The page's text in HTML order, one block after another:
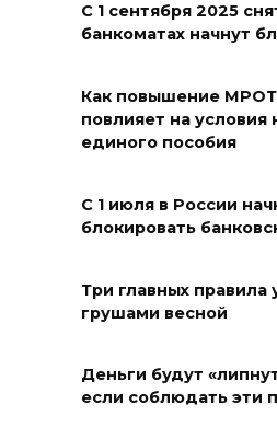
08 августа 2026 14:04
поджег газ в
бывшей жены,
7 человек
с Днем
Ростовчане
С 1 сентября 2025
банкоматах начнут
Как повышение МРОТ
повлияет на условия
единого пособия
С 1 июля в России
блокировать
Три главных правила
грушами весной
Деньги будут
если соблюдать эти